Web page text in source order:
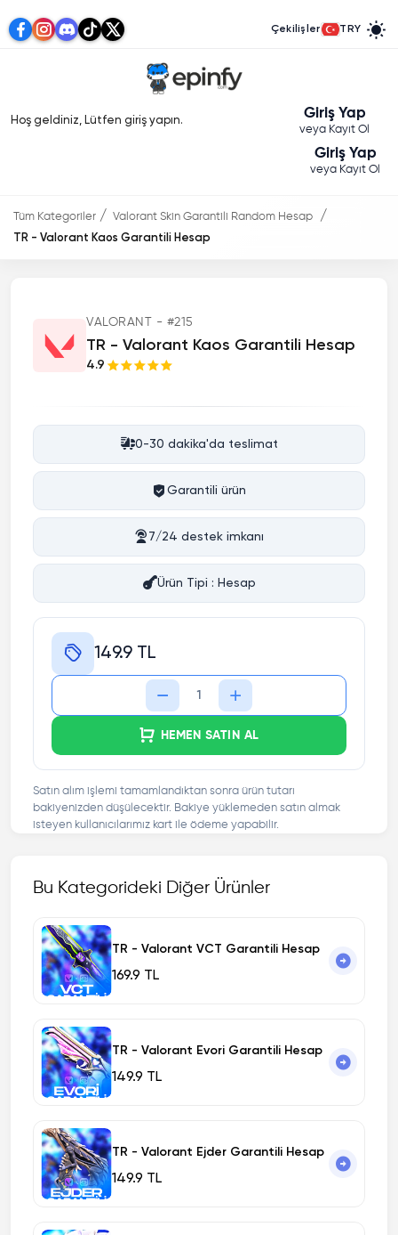
Çekilişler TRY
Hoş geldiniz, Lütfen giriş yapın. Giriş Yap
veya Kayıt Ol
Giriş Yap
veya Kayıt Ol
Tüm Kategoriler
Valorant Skin Garantili Random Hesap
TR - Valorant Kaos Garantili Hesap
VALORANT - #215
TR - Valorant Kaos Garantili Hesap
4.9
0-30 dakika'da teslimat
Garantili ürün
7/24 destek imkanı
Ürün Tipi : Hesap
149.9 TL
HEMEN SATIN AL
Satın alım işlemi tamamlandıktan sonra ürün tutarı
bakiyenizden düşülecektir. Bakiye yüklemeden satın almak
isteyen kullanıcılarımız kart ile ödeme yapabilir.
Bu Kategorideki Diğer Ürünler
TR - Valorant VCT Garantili Hesap
169.9 TL
TR - Valorant Evori Garantili Hesap
149.9 TL
TR - Valorant Ejder Garantili Hesap
149.9 TL